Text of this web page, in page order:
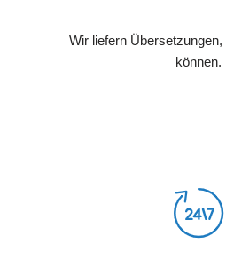
Wir liefern
können.